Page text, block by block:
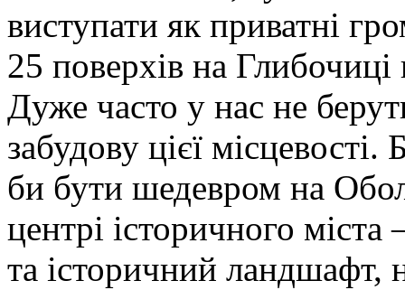
виступати як приватні
25 поверхів на Глибочиці
Дуже часто у нас не
забудову цієї
би бути шедевром на
центрі історичного міста
та історичний ландшафт,